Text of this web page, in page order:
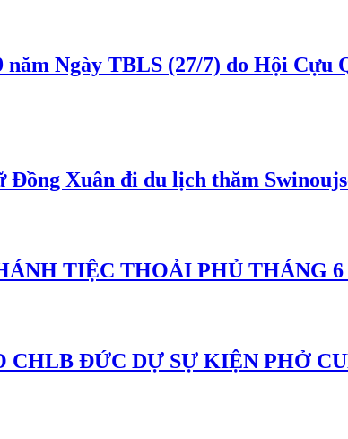
Ngày TBLS (27/7) do Hội Cựu
Xuân đi du lịch thăm
TIỆC THOẢI PHỦ THÁNG
ĐỨC DỰ SỰ KIỆN PHỞ